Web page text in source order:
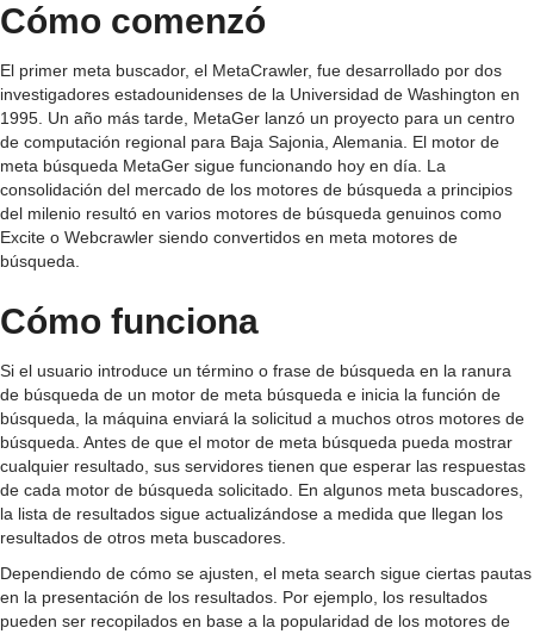
Cómo comenzó
El primer meta buscador, el MetaCrawler, fue desarrollado por dos
investigadores estadounidenses de la Universidad de Washington en
1995. Un año más tarde, MetaGer lanzó un proyecto para un centro
de computación regional para Baja Sajonia, Alemania. El motor de
meta búsqueda MetaGer sigue funcionando hoy en día. La
consolidación del mercado de los motores de búsqueda a principios
del milenio resultó en varios motores de búsqueda genuinos como
Excite o Webcrawler siendo convertidos en meta motores de
búsqueda.
Cómo funciona
Si el usuario introduce un término o frase de búsqueda en la ranura
de búsqueda de un motor de meta búsqueda e inicia la función de
búsqueda, la máquina enviará la solicitud a muchos otros motores de
búsqueda. Antes de que el motor de meta búsqueda pueda mostrar
cualquier resultado, sus servidores tienen que esperar las respuestas
de cada motor de búsqueda solicitado. En algunos meta buscadores,
la lista de resultados sigue actualizándose a medida que llegan los
resultados de otros meta buscadores.
Dependiendo de cómo se ajusten, el meta search sigue ciertas pautas
en la presentación de los resultados. Por ejemplo, los resultados
pueden ser recopilados en base a la popularidad de los motores de